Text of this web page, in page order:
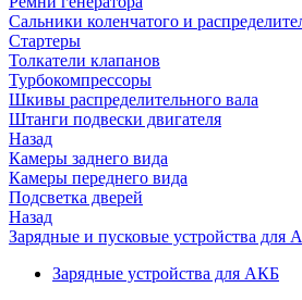
Сальники коленчатого и
Стартеры
Толкатели клапанов
Турбокомпрессоры
Шкивы распределительного вала
Штанги подвески двигателя
Назад
Камеры заднего вида
Камеры переднего вида
Подсветка дверей
Назад
Зарядные и пусковые устройства для
Зарядные устройства для АКБ